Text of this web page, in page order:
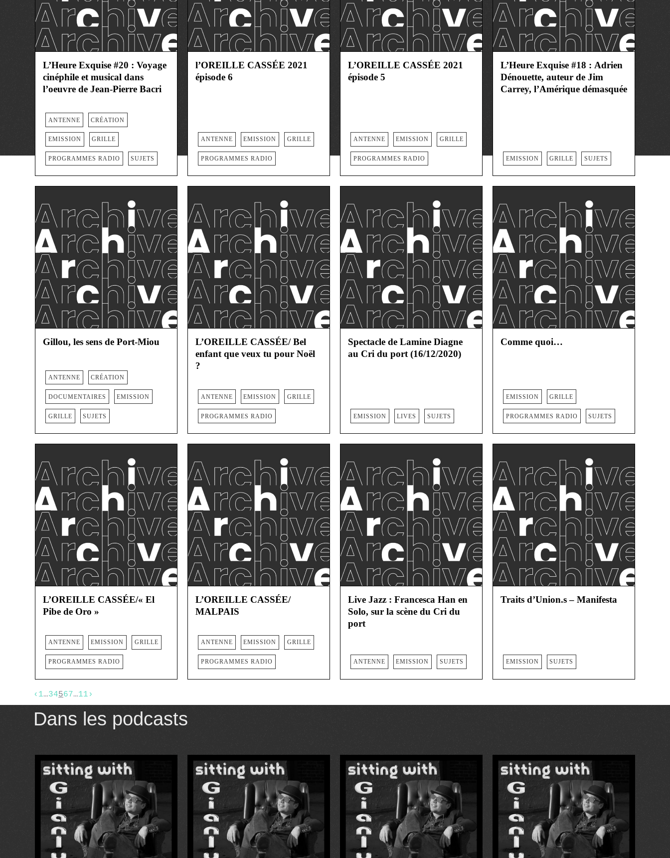
L’Heure Exquise #20 : Voyage
cinéphile et musical dans
l’oeuvre de Jean-Pierre Bacri
ANTENNE CRÉATION
EMISSION GRILLE
PROGRAMMES RADIO SUJETS
l’OREILLE CASSÉE 2021
épisode 6
ANTENNE EMISSION GRILLE
PROGRAMMES RADIO
L’OREILLE CASSÉE 2021
épisode 5
ANTENNE EMISSION GRILLE
PROGRAMMES RADIO
L’Heure Exquise #18 : Adrien
Dénouette, auteur de Jim
Carrey, l’Amérique démasquée
EMISSION GRILLE SUJETS
Gillou, les sens de Port-Miou
ANTENNE CRÉATION
DOCUMENTAIRES EMISSION
GRILLE SUJETS
L’OREILLE CASSÉE/ Bel
enfant que veux tu pour Noël
?
ANTENNE EMISSION GRILLE
PROGRAMMES RADIO
Spectacle de Lamine Diagne
au Cri du port (16/12/2020)
EMISSION LIVES SUJETS
Comme quoi…
EMISSION GRILLE
PROGRAMMES RADIO SUJETS
L’OREILLE CASSÉE/« El
Pibe de Oro »
ANTENNE EMISSION GRILLE
PROGRAMMES RADIO
L’OREILLE CASSÉE/
MALPAIS
ANTENNE EMISSION GRILLE
PROGRAMMES RADIO
Live Jazz : Francesca Han en
Solo, sur la scène du Cri du
port
ANTENNE EMISSION SUJETS
Traits d’Union.s – Manifesta
EMISSION SUJETS
‹ 1…34567…11 ›
Dans les podcasts